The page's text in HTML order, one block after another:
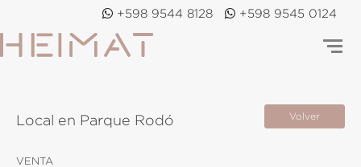
+598 9544 8128 +598 9545 0124
Volver
Local en Parque Rodó
VENTA